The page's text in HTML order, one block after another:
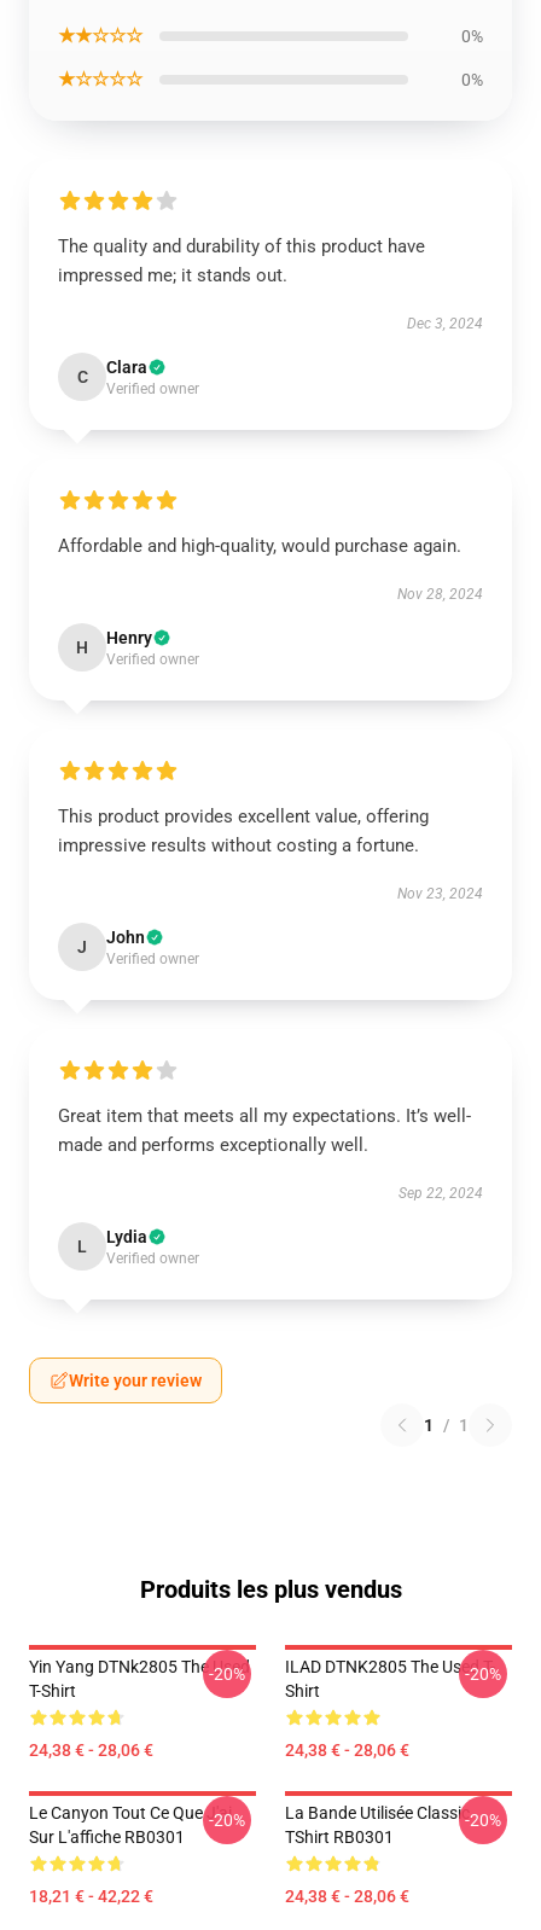
★★☆☆☆ 0%
★☆☆☆☆ 0%
The quality and durability of this product have
impressed me; it stands out.
Dec 3, 2024
C Clara
Verified owner
Affordable and high-quality, would purchase again.
Nov 28, 2024
H Henry
Verified owner
This product provides excellent value, offering
impressive results without costing a fortune.
Nov 23, 2024
J John
Verified owner
Great item that meets all my expectations. It’s well-
made and performs exceptionally well.
Sep 22, 2024
L Lydia
Verified owner
Write your review
1 / 1
Produits les plus vendus
Yin Yang DTNk2805 The Used
T-Shirt
24,38 € - 28,06 €
-20%
ILAD DTNK2805 The Used T-
Shirt
24,38 € - 28,06 €
-20%
Le Canyon Tout Ce Que J'ai
Sur L'affiche RB0301
18,21 € - 42,22 €
-20%
La Bande Utilisée Classic
TShirt RB0301
24,38 € - 28,06 €
-20%